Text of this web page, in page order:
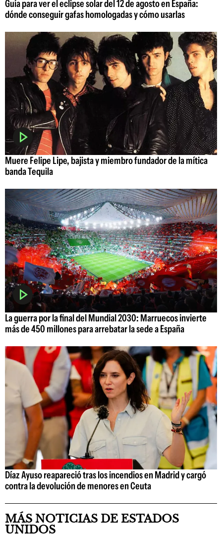
Guía para ver el eclipse solar del 12 de agosto en España:
dónde conseguir gafas homologadas y cómo usarlas
Muere Felipe Lipe, bajista y miembro fundador de la mítica
banda Tequila
La guerra por la final del Mundial 2030: Marruecos invierte
más de 450 millones para arrebatar la sede a España
Díaz Ayuso reapareció tras los incendios en Madrid y cargó
contra la devolución de menores en Ceuta
MÁS NOTICIAS DE ESTADOS
UNIDOS